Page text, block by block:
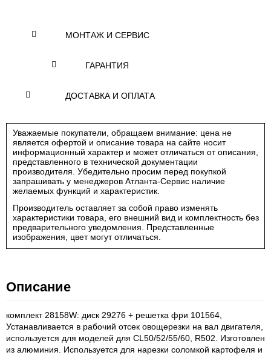
МОНТАЖ И СЕРВИС
ГАРАНТИЯ
ДОСТАВКА И ОПЛАТА
Уважаемые покупатели, обращаем внимание: цена не
является офертой и описание товара на сайте носит
информационный характер и может отличаться от описания,
представленного в технической документации
производителя. Убедительно просим перед покупкой
запрашивать у менеджеров Атланта-Сервис наличие
желаемых функций и характеристик.
Производитель оставляет за собой право изменять
характеристики товара, его внешний вид и комплектность без
предварительного уведомления. Представленные
изображения, цвет могут отличаться.
Описание
комплект 28158W: диск 29276 + решетка фри 101564,
Устанавливается в рабочий отсек овощерезки на вал двигателя,
используется для моделей для CL50/52/55/60, R502. Изготовлен
из алюминия. Используется для нарезки соломкой картофеля и